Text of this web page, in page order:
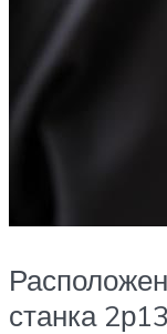
станка